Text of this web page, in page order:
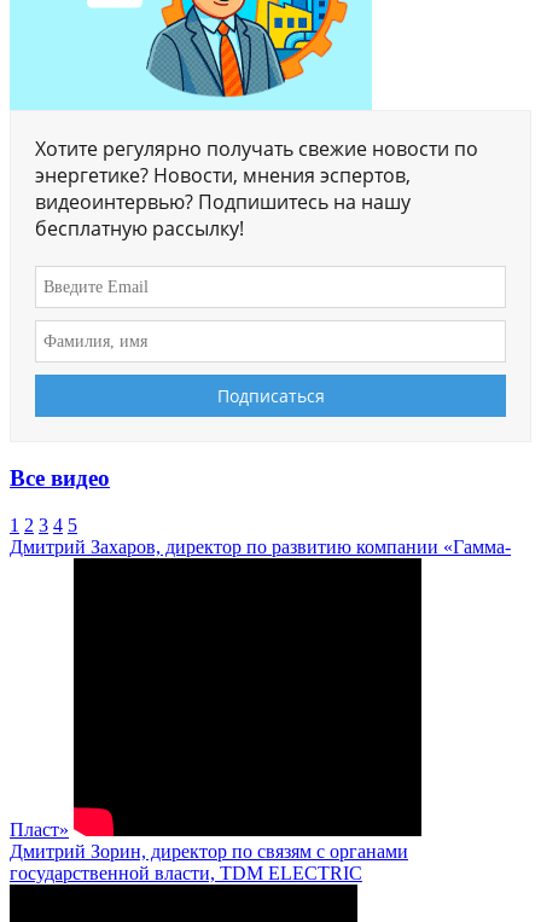
Хотите регулярно получать свежие новости по
энергетике? Новости, мнения эспертов,
видеоинтервью? Подпишитесь на нашу
бесплатную рассылку!
Все видео
1 2 3 4 5
Дмитрий Захаров, директор по развитию компании «Гамма-
Пласт»
Дмитрий Зорин, директор по связям с органами
государственной власти, TDM ELECTRIC